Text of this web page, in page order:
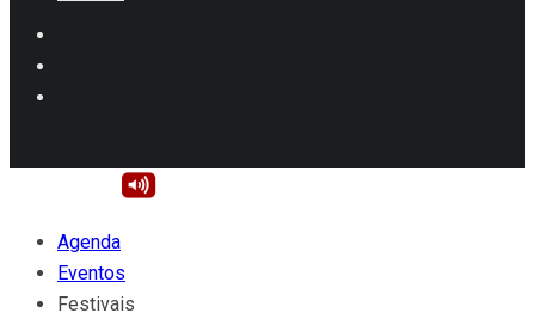
Agenda
Eventos
Festivais